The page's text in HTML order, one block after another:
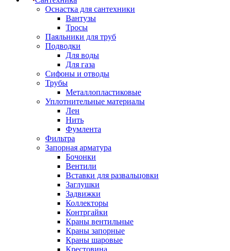
Оснастка для сантехники
Вантузы
Тросы
Паяльники для труб
Подводки
Для воды
Для газа
Сифоны и отводы
Трубы
Металлопластиковые
Уплотнительные материалы
Лен
Нить
Фумлента
Фильтра
Запорная арматура
Бочонки
Вентили
Вставки для развальцовки
Заглушки
Задвижки
Коллекторы
Контргайки
Краны вентильные
Краны запорные
Краны шаровые
Крестовина